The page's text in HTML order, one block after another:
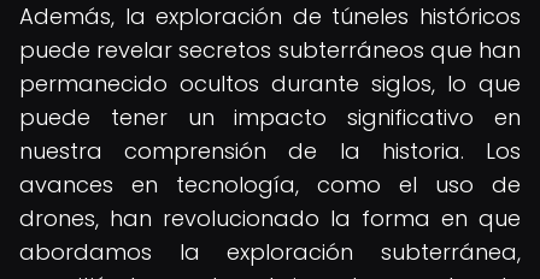
Además, la exploración de túneles históricos
puede revelar secretos subterráneos que han
permanecido ocultos durante siglos, lo que
puede tener un impacto significativo en
nuestra comprensión de la historia. Los
avances en tecnología, como el uso de
drones, han revolucionado la forma en que
abordamos la exploración subterránea,